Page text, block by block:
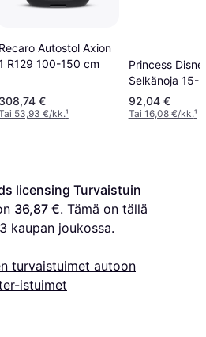
Recaro Autostol Axion
R129 100-150 cm
308,74 €
53,93 €/kk.¹
Princess
Selkänoja 15-
92,04 €
Tai 16,08 €/kk.¹
licensing Turvaistuin
36,87 €. Tämä on tällä
3 kaupan joukossa.
turvaistuimet autoon
istuimet